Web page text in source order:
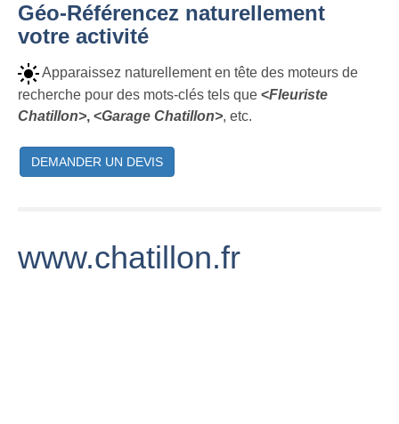
Géo-Référencez naturellement
votre activité
Apparaissez naturellement en tête des moteurs de
recherche pour des mots-clés tels que <Fleuriste
Chatillon>, <Garage Chatillon>, etc.
DEMANDER UN DEVIS
www.chatillon.fr